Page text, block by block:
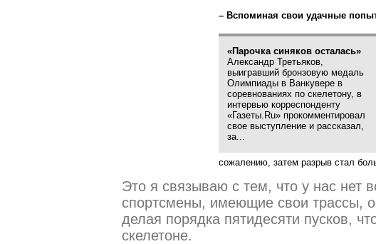
– Вспоминая свои удачные
«Парочка синяков осталась»
Александр Третьяков,
выигравший бронзовую медаль
Олимпиады в Ванкувере в
соревнованиях по скелетону, в
интервью корреспонденту
«Газеты.Ru» прокомментировал
свое выступление и рассказал,
за...
сожалению, затем разрыв стал
Это я связываю с тем, что у нас нет
спортсмены, имеющие свои трассы,
делая порядка пятидесяти пусков,
скелетоне.